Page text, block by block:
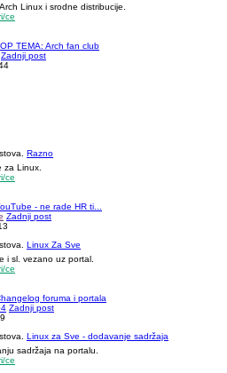
Linux i srodne distribucije.
ce
TEMA: Arch fan club
Zadnji post
Razno
za Linux.
ce
- ne rade HR ti...
Zadnji post
Linux Za Sve
i sl. vezano uz portal.
ce
foruma i portala
Zadnji post
Linux za Sve - dodavanje sadržaja
sadržaja na portalu.
ce